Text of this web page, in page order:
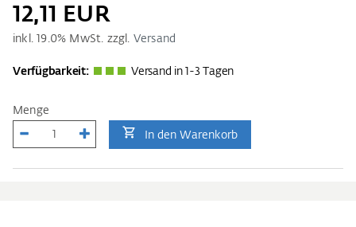
12,11 EUR
inkl. 19.0% MwSt. zzgl. Versand
Verfügbarkeit: Versand in 1-3 Tagen
Menge
In den Warenkorb